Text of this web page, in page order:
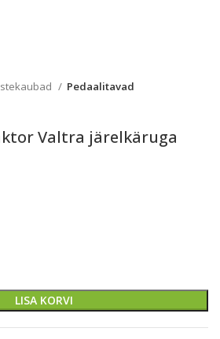
Pedaalitavad
Valtra järelkäruga
LISA KORVI